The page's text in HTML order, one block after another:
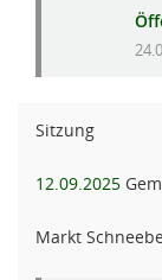
Sitzung
12.09.2025
Markt